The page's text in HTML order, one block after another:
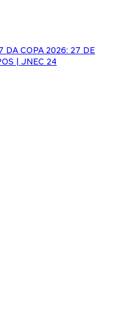
DA COPA 2026: 27 DE
| JNEC 24